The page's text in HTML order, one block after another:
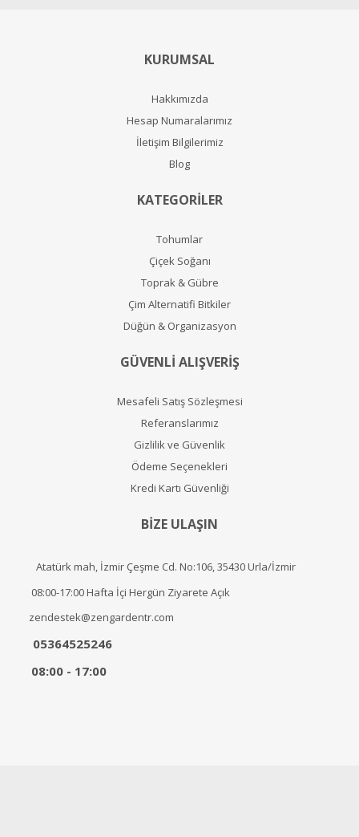
KURUMSAL
Hakkımızda
Hesap Numaralarımız
İletişim Bilgilerimiz
Blog
KATEGORİLER
Tohumlar
Çiçek Soğanı
Toprak & Gübre
Çim Alternatifi Bitkiler
Düğün & Organizasyon
GÜVENLİ ALIŞVERİŞ
Mesafeli Satış Sözleşmesi
Referanslarımız
Gizlilik ve Güvenlik
Ödeme Seçenekleri
Kredi Kartı Güvenliği
BİZE ULAŞIN
Atatürk mah, İzmir Çeşme Cd. No:106, 35430 Urla/İzmir
08:00-17:00 Hafta İçi Hergün Ziyarete Açık
zendestek@zengardentr.com
05364525246
08:00 - 17:00